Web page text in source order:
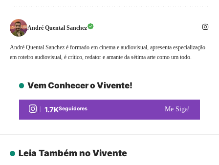
André Quental Sanchez
André Quental Sanchez é formado em cinema e audiovisual, apresenta especialização
em roteiro audiovisual, é crítico, redator e amante da sétima arte como um todo.
Vem Conhecer o Vivente!
1.7KSeguidores Me Siga!
Leia Também no Vivente